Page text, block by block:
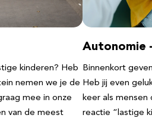
kinderen? Heb
nemen we je de
mee in onze
van de meest
Autonomie
Binnenkort
Heb jij even
keer als mensen
reactie “lastige